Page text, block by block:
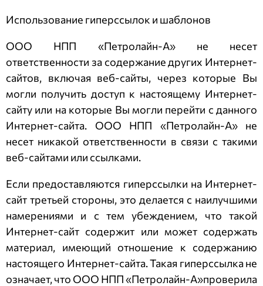
Использование гиперссылок и шаблонов
ООО НПП «Петролайн-А»не несет
ответственности за содержание других Интернет-
сайтов, включая веб-сайты, через которые Вы
могли получить доступ к настоящему Интернет-
сайту или на которые Вы могли перейти с данного
Интернет-сайта. ООО НПП «Петролайн-А»не
несет никакой ответственности в связи с такими
веб-сайтами или ссылками.
Если предоставляются гиперссылки на Интернет-
сайт третьей стороны, это делается с наилучшими
намерениями и с тем убеждением, что такой
Интернет-сайт содержит или может содержать
материал, имеющий отношение к содержанию
настоящего Интернет-сайта. Такая гиперссылка не
означает, что ООО НПП «Петролайн-А»проверила